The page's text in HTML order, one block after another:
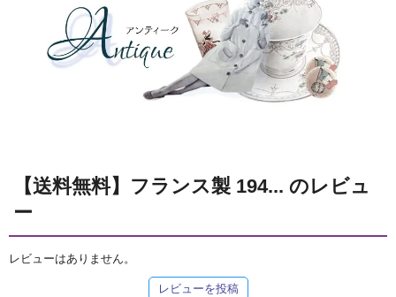
【送料無料】フランス製 194... のレビュ
ー
レビューはありません。
レビューを投稿